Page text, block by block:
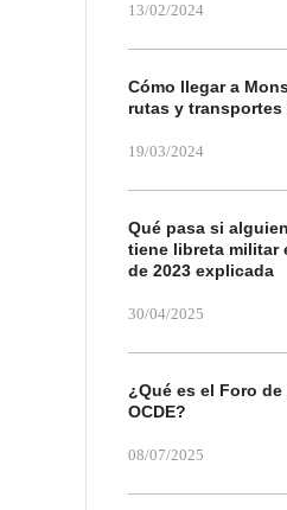
13/02/2024
Cómo llegar a
rutas y
19/03/2024
Qué pasa si
tiene libreta militar
de 2023 explicada
30/04/2025
¿Qué es el Foro
OCDE?
08/07/2025